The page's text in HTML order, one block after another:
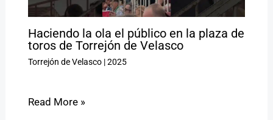
Haciendo la ola el público en la plaza de
toros de Torrejón de Velasco
Torrejón de Velasco|2025
Read More »